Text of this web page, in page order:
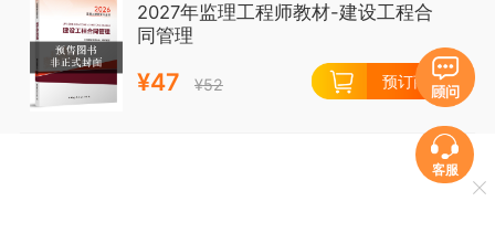
2027年监理工程师教材-建设工程合
同管理
¥47 ¥52 预订商品
客服